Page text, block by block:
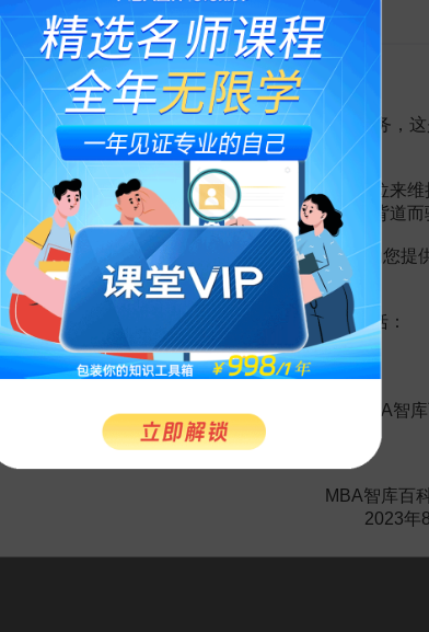
述與本病有關的 知識；可採取的措施和預防方法；治療中
緣掙扎、幾乎喪失自理能力的病人，重獲維護正常的生活狀
教育和訓練，使病人恢復正常的自理能力。在這個過程中，
念、臨床護理、教學上的探討，還是在臨床實踐的運用中，
管理
，有助於病人在醫院、家庭、社會中的角色適應，保持
務水平，豐富了護士職業的內涵。WHO指出：下個世紀，個
的護理研究進展[J].湖北民族學院學報(醫學版),2008(1)
[J].忽視進修雜誌,2001(6)
育促進自我護理的發展[J].衛生職業教育,2005(1)
MBA智库APP
告MBA智库百科用户的一封信
百科用户：
科频道一直以免费公益的形式为大家提供知识服务，这
。
越严峻的经营挑战下，单纯依靠不断增加广告位来维
越来越影响您的使用体验，这也与我们的初衷背道而
地考虑，我们决定推出VIP会员收费制度，以便为您提
内容。
会员（9.9元 / 年， 点击开通 ），您的权益将包括：
长期以来您对百科频道的支持。诚邀您加入MBA智
关，共同见证彼此的成长和进步！
MBA智库百
2023年